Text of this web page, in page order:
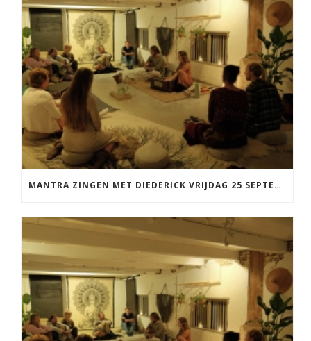
MANTRA ZINGEN MET DIEDERICK VRIJDAG 25 SEPTEMBER EN 20 NOVEMBER